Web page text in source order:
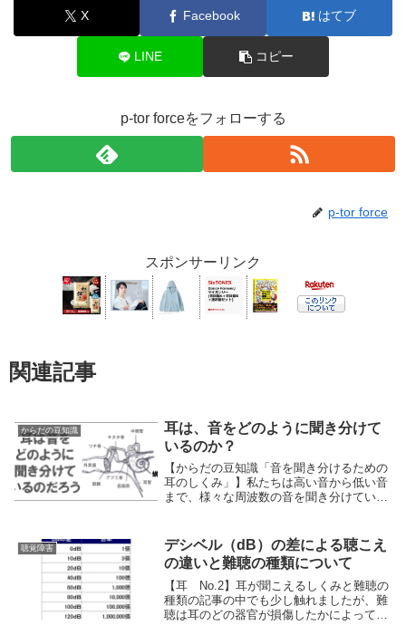
X Facebook はてブ
LINE コピー
p-tor forceをフォローする
p-tor force
スポンサーリンク
関連記事
からだの豆知識
耳は、音をどのように聞き分けて
いるのか？
【からだの豆知識「音を聞き分けるための
耳のしくみ」】私たちは高い音から低い音
まで、様々な周波数の音を聞き分けていま
しみます。人の耳はどのようにして音を聞
き分けているの...
聴覚障害
デシベル（dB）の差による聴こえ
の違いと難聴の種類について
【耳 No.2】耳が聞こえるしくみと難聴の
種類の記事の中でも少し触れましたが、難
聴は耳のどの器官が損傷したかによって